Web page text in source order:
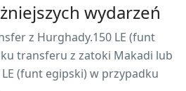
wydarzeń
z Hurghady.150 LE (funt
transferu z zatoki Makadi lub
(funt egipski) w przypadku